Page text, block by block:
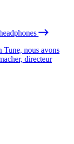
Tune, nous avons
directeur